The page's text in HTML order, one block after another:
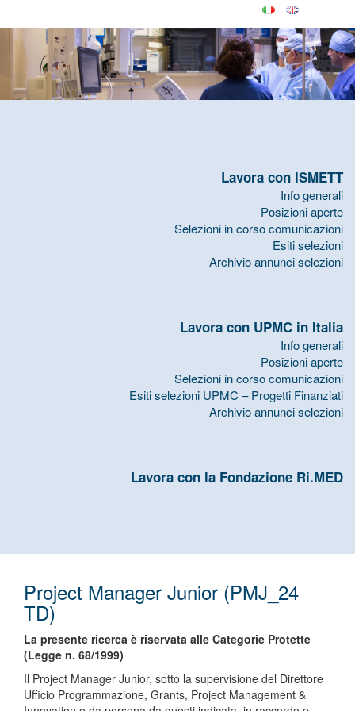
Lavora con ISMETT
Info generali
Posizioni aperte
Selezioni in corso comunicazioni
Esiti selezioni
Archivio annunci selezioni
Lavora con UPMC in Italia
Info generali
Posizioni aperte
Selezioni in corso comunicazioni
Esiti selezioni UPMC – Progetti Finanziati
Archivio annunci selezioni
Lavora con la Fondazione Ri.MED
Project Manager Junior (PMJ_24
TD)
La presente ricerca è riservata alle Categorie Protette
(Legge n. 68/1999)
Il Project Manager Junior, sotto la supervisione del Direttore
Ufficio Programmazione, Grants, Project Management &